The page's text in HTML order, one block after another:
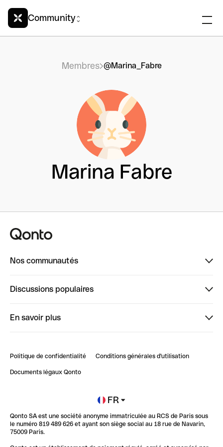
Community
Membres @Marina_Fabre
Marina Fabre
Nos communautés
ClubQonto
Discussions populaires
Impact de l'IA sur les carrières/productivité
En savoir plus
Blog
Newsroom
Glossaire finance
Politique de confidentialité Conditions générales d'utilisation
Documents légaux Qonto
FR
Qonto SA est une société anonyme immatriculée au RCS de Paris sous
le numéro 819 489 626 et ayant son siège social au 18 rue de Navarin,
75009 Paris.